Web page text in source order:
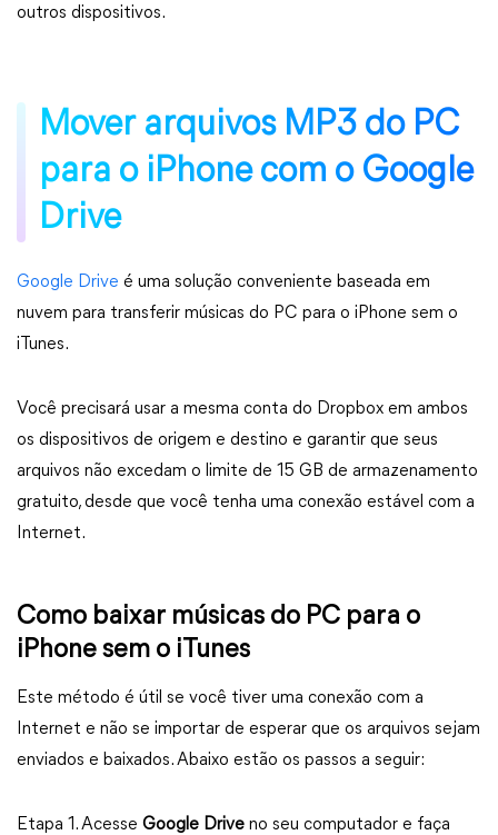
outros dispositivos.
Mover arquivos MP3 do PC
para o iPhone com o Google
Drive
Google Drive é uma solução conveniente baseada em
nuvem para transferir músicas do PC para o iPhone sem o
iTunes.
Você precisará usar a mesma conta do Dropbox em ambos
os dispositivos de origem e destino e garantir que seus
arquivos não excedam o limite de 15 GB de armazenamento
gratuito, desde que você tenha uma conexão estável com a
Internet.
Como baixar músicas do PC para o
iPhone sem o iTunes
Este método é útil se você tiver uma conexão com a
Internet e não se importar de esperar que os arquivos sejam
enviados e baixados. Abaixo estão os passos a seguir:
Etapa 1. Acesse Google Drive no seu computador e faça